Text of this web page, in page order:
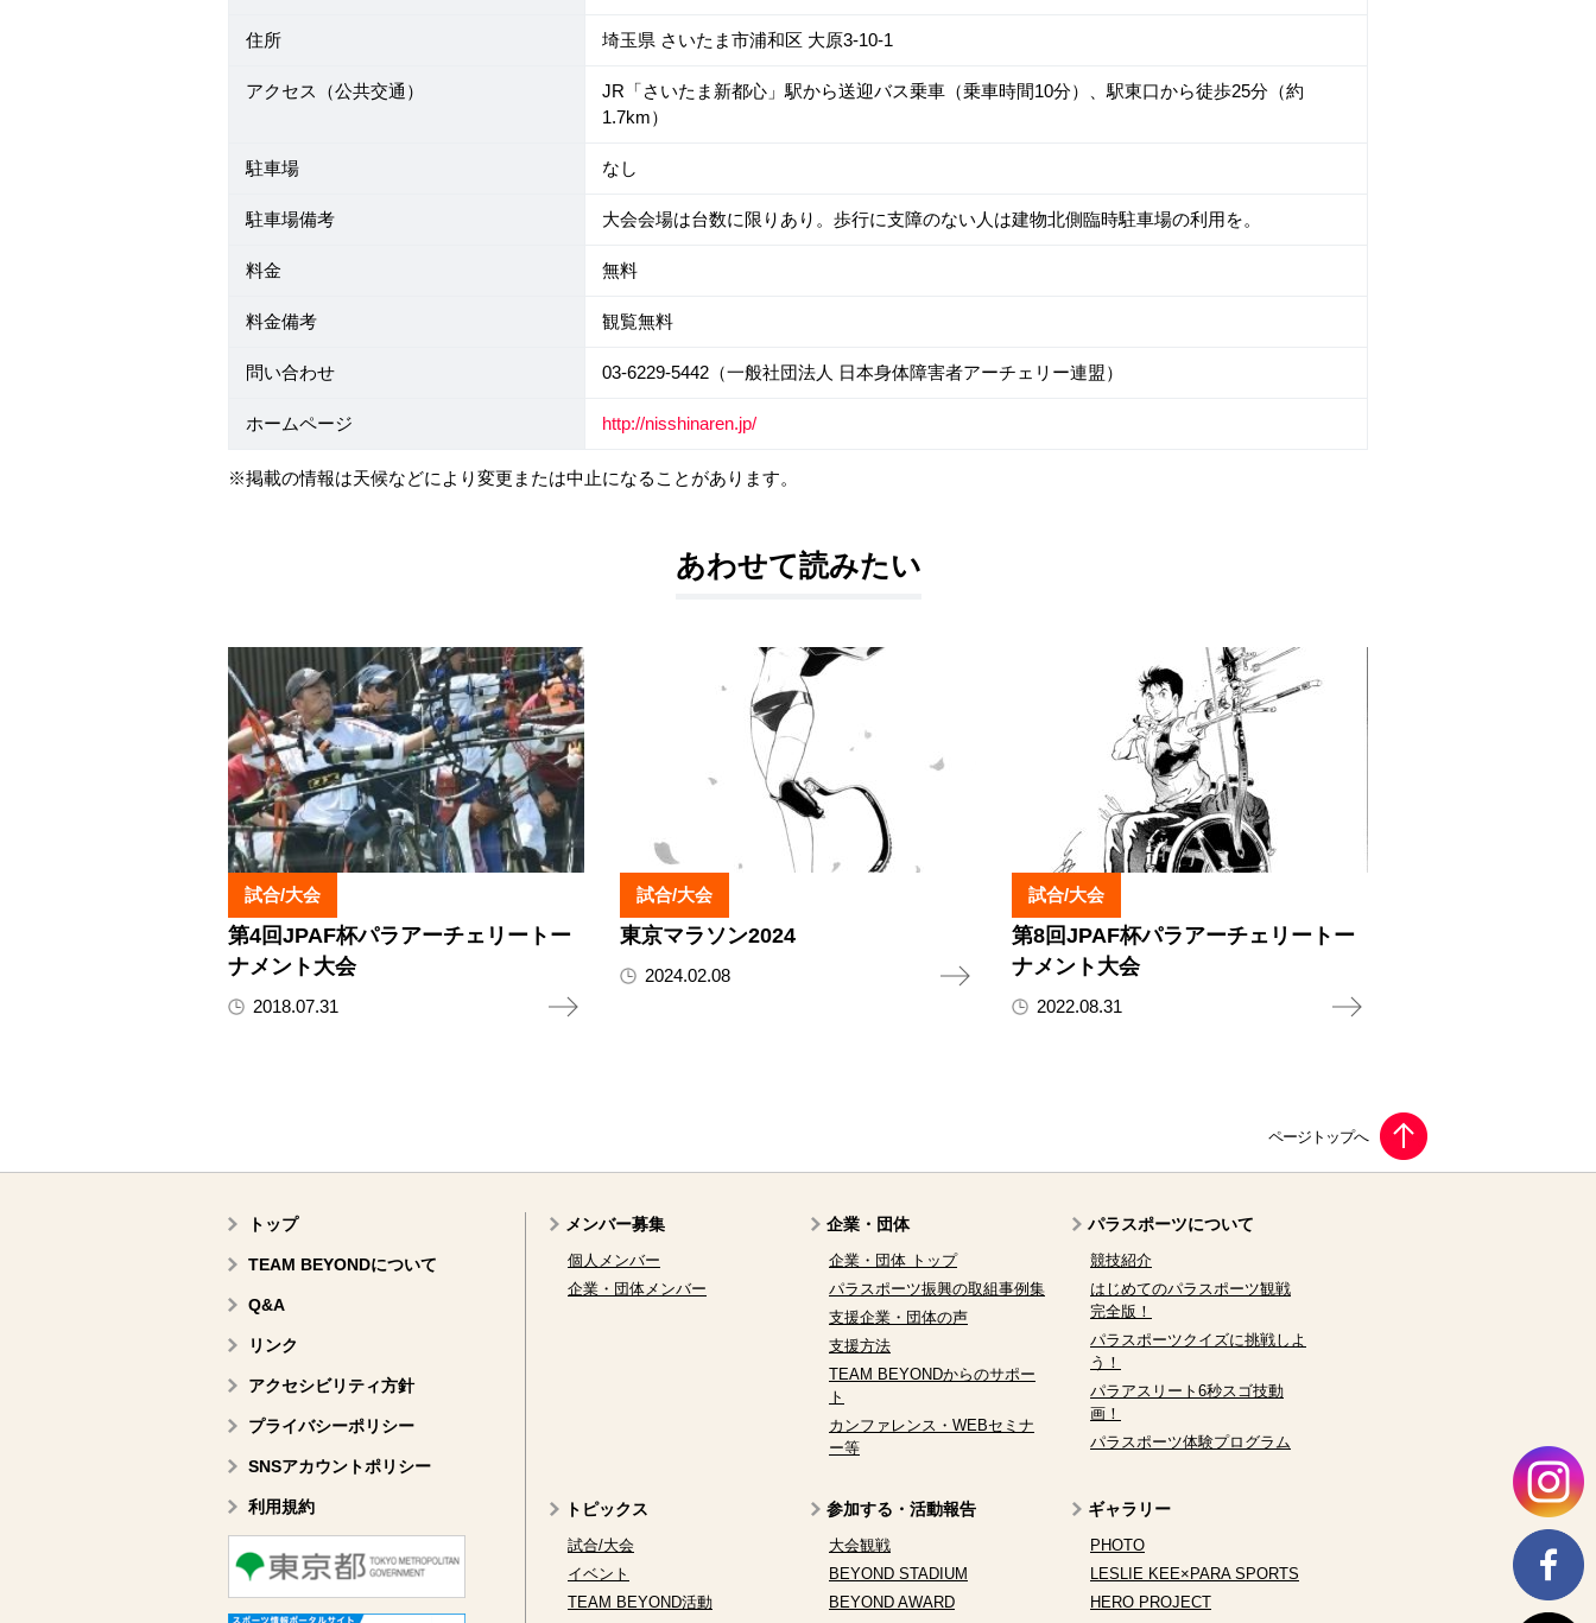
住所 埼玉県 さいたま市浦和区 大原3-10-1
アクセス（公共交通）
JR「さいたま新都心」駅から送迎バス乗車（乗車時間10分）、駅東口から徒歩25分（約
1.7km）
駐車場 なし
駐車場備考 大会会場は台数に限りあり。歩行に支障のない人は建物北側臨時駐車場の利用を。
料金 無料
料金備考 観覧無料
問い合わせ 03-6229-5442（一般社団法人 日本身体障害者アーチェリー連盟）
ホームページ http://nisshinaren.jp/
※掲載の情報は天候などにより変更または中止になることがあります。
あわせて読みたい
試合/大会
第4回JPAF杯パラアーチェリートー
ナメント大会
2018.07.31
試合/大会
東京マラソン2024
2024.02.08
試合/大会
第8回JPAF杯パラアーチェリートー
ナメント大会
2022.08.31
トップ
TEAM BEYONDについて
Q&A
リンク
アクセシビリティ方針
プライバシーポリシー
SNSアカウントポリシー
利用規約
メンバー募集
個人メンバー
企業・団体メンバー
企業・団体
企業・団体 トップ
パラスポーツ振興の取組事例集
支援企業・団体の声
支援方法
TEAM BEYONDからのサポー
ト
カンファレンス・WEBセミナ
ー等
パラスポーツについて
競技紹介
はじめてのパラスポーツ観戦
完全版！
パラスポーツクイズに挑戦しよ
う！
パラアスリート6秒スゴ技動
画！
パラスポーツ体験プログラム
トピックス
試合/大会
イベント
TEAM BEYOND活動
参加する・活動報告
大会観戦
BEYOND STADIUM
BEYOND AWARD
ギャラリー
PHOTO
LESLIE KEE×PARA SPORTS
HERO PROJECT